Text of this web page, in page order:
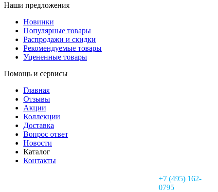
Наши предложения
Новинки
Популярные товары
Распродажи и скидки
Рекомендуемые товары
Уцененные товары
Помощь и сервисы
Главная
Отзывы
Акции
Коллекции
Доставка
Вопрос ответ
Новости
Каталог
Контакты
+7 (495) 162-
0795